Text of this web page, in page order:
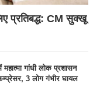
प्रतिबद्ध: CM सुक्खू
गांधी लोक प्रशासन
3 लोग गंभीर घायल